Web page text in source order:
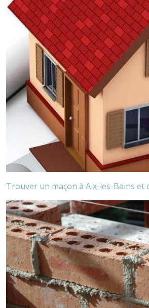
Trouver un maçon à Aix-les-Bains et